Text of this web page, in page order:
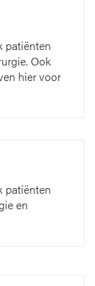
patiënten
Ook
hier voor
patiënten
en